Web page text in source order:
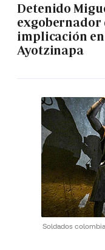
Detenido
exgobernador
implicación en
Ayotzinapa
Soldados